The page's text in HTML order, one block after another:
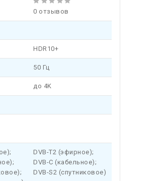
0 отзывов
HDR10+
50 Гц
до 4K
DVB-T2 (эфирное);
DVB-C (кабельное);
DVB-S2 (спутниковое)